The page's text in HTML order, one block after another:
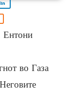
Ентони
во Газа